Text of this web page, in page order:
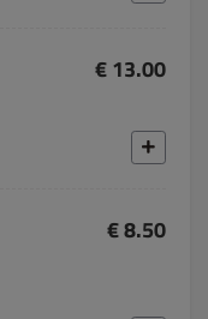
€ 13.00
€ 8.50